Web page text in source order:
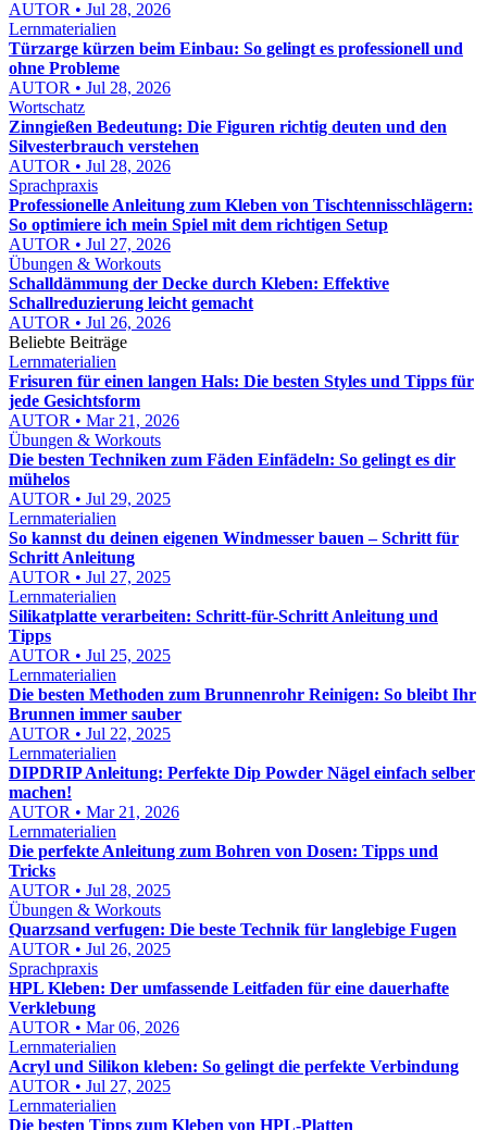
AUTOR • Jul 28, 2026
Lernmaterialien
Türzarge kürzen beim Einbau: So gelingt es professionell und
ohne Probleme
AUTOR • Jul 28, 2026
Wortschatz
Zinngießen Bedeutung: Die Figuren richtig deuten und den
Silvesterbrauch verstehen
AUTOR • Jul 28, 2026
Sprachpraxis
Professionelle Anleitung zum Kleben von Tischtennisschlägern:
So optimiere ich mein Spiel mit dem richtigen Setup
AUTOR • Jul 27, 2026
Übungen & Workouts
Schalldämmung der Decke durch Kleben: Effektive
Schallreduzierung leicht gemacht
AUTOR • Jul 26, 2026
Beliebte Beiträge
Lernmaterialien
Frisuren für einen langen Hals: Die besten Styles und Tipps für
jede Gesichtsform
AUTOR • Mar 21, 2026
Übungen & Workouts
Die besten Techniken zum Fäden Einfädeln: So gelingt es dir
mühelos
AUTOR • Jul 29, 2025
Lernmaterialien
So kannst du deinen eigenen Windmesser bauen – Schritt für
Schritt Anleitung
AUTOR • Jul 27, 2025
Lernmaterialien
Silikatplatte verarbeiten: Schritt-für-Schritt Anleitung und
Tipps
AUTOR • Jul 25, 2025
Lernmaterialien
Die besten Methoden zum Brunnenrohr Reinigen: So bleibt Ihr
Brunnen immer sauber
AUTOR • Jul 22, 2025
Lernmaterialien
DIPDRIP Anleitung: Perfekte Dip Powder Nägel einfach selber
machen!
AUTOR • Mar 21, 2026
Lernmaterialien
Die perfekte Anleitung zum Bohren von Dosen: Tipps und
Tricks
AUTOR • Jul 28, 2025
Übungen & Workouts
Quarzsand verfugen: Die beste Technik für langlebige Fugen
AUTOR • Jul 26, 2025
Sprachpraxis
HPL Kleben: Der umfassende Leitfaden für eine dauerhafte
Verklebung
AUTOR • Mar 06, 2026
Lernmaterialien
Acryl und Silikon kleben: So gelingt die perfekte Verbindung
AUTOR • Jul 27, 2025
Lernmaterialien
Die besten Tipps zum Kleben von HPL-Platten